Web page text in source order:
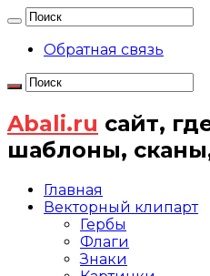
Обратная связь
Abali.ru сайт,
шаблоны,
Главная
Векторный клипарт
Гербы
Флаги
Знаки